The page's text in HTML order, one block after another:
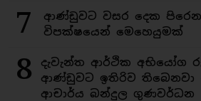
7
ආණ්ඩුවට වසර දෙක පිරෙන
විපක්ෂයෙන් මෙහෙයුමක්
8
දැවැන්ත ආර්ථික අභියෝග
ආණ්ඩුවට ඉතිරිව තිබෙනවා
ආචාර්ය බන්දුල ගුණවර්ධන